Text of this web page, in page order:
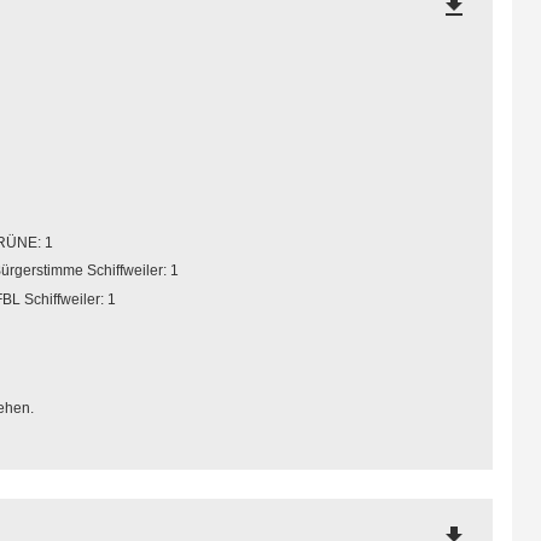
1
Schiffweiler: 1
Schiffweiler: 1
file_download